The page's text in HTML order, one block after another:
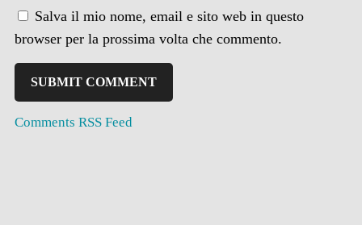
Salva il mio nome, email e sito web in questo
browser per la prossima volta che commento.
Comments RSS Feed